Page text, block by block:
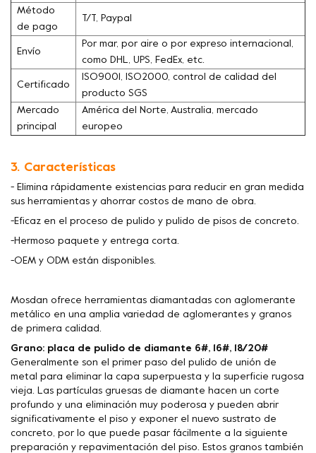
Método
de pago
T/T, Paypal
Envío
Por mar, por aire o por expreso internacional,
como DHL, UPS, FedEx, etc.
Certificado
ISO9001, ISO2000, control de calidad del
producto SGS
Mercado
principal
América del Norte, Australia, mercado
europeo
3. Características
- Elimina rápidamente existencias para reducir en gran medida
sus herramientas y ahorrar costos de mano de obra.
-Eficaz en el proceso de pulido y pulido de pisos de concreto.
-Hermoso paquete y entrega corta.
-OEM y ODM están disponibles.
Mosdan ofrece herramientas diamantadas con aglomerante
metálico en una amplia variedad de aglomerantes y granos
de primera calidad.
Grano: placa de pulido de diamante 6#, 16#, 18/20#
Generalmente son el primer paso del pulido de unión de
metal para eliminar la capa superpuesta y la superficie rugosa
vieja. Las partículas gruesas de diamante hacen un corte
profundo y una eliminación muy poderosa y pueden abrir
significativamente el piso y exponer el nuevo sustrato de
concreto, por lo que puede pasar fácilmente a la siguiente
preparación y repavimentación del piso. Estos granos también